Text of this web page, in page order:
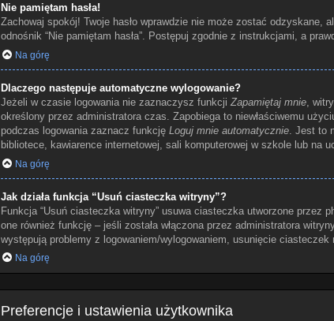
Nie pamiętam hasła!
Zachowaj spokój! Twoje hasło wprawdzie nie może zostać
odnośnik “Nie pamiętam hasła”. Postępuj zgodnie z instrukcjami, a
Na górę
Dlaczego następuje automatyczne wylogowanie?
Jeżeli w czasie logowania nie zaznaczysz funkcji Zapamiętaj mnie,
określony przez administratora czas. Zapobiega to niewłaściwemu
podczas logowania zaznacz funkcję Loguj mnie automatycznie. Jest to
bibliotece, kawiarence internetowej, sali komputerowej w szkole lub na
Na górę
Jak działa funkcja “Usuń ciasteczka witryny”?
Funkcja “Usuń ciasteczka witryny” usuwa ciasteczka utworzone
one również funkcję – jeśli została włączona przez administratora
występują problemy z logowaniem/wylogowaniem, usunięcie ciasteczek
Na górę
Preferencje i ustawienia użytkownika